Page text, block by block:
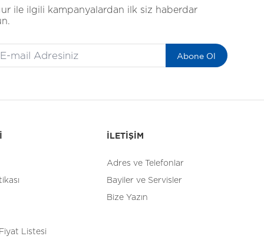
ile ilgili kampanyalardan ilk siz haberdar
Abone Ol
Listesi
İLETİŞİM
Adres ve Telefonlar
Bayiler ve Servisler
Bize Yazın